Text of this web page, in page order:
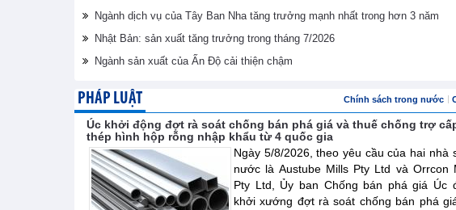
Ngành dịch vụ của Tây Ban Nha tăng trưởng mạnh nhất trong hơn 3 năm
Nhật Bản: sản xuất tăng trưởng trong tháng 7/2026
Ngành sản xuất của Ấn Độ cải thiện chậm
PHÁP LUẬT Chính sách trong nước
Úc khởi động đợt rà soát chống bán phá giá và thuế chống trợ
thép hình hộp rỗng nhập khẩu từ 4 quốc gia
Ngày 5/8/2026, theo yêu cầu của hai nhà
nước là Austube Mills Pty Ltd và Orrcon
Pty Ltd, Ủy ban Chống bán phá giá Úc
khởi xướng đợt rà soát chống bán phá